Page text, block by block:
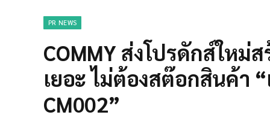
PR NEWS
COMMY ส่งโปรดักส์ใหม่
เยอะ ไม่ต้องสต๊อกสินค้า
CM002”